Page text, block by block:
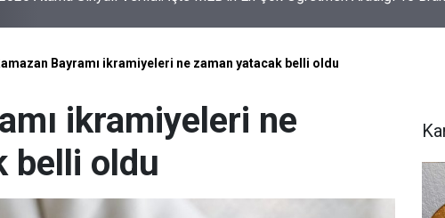
Yaptı!
Bayramı ikramiyeleri ne zaman yatacak belli oldu
ikramiyeleri ne
belli oldu